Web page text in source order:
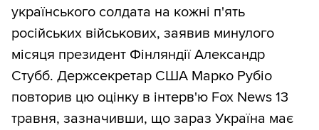
українського солдата на кожні п'ять
російських військових, заявив минулого
місяця президент Фінляндії Александр
Стубб. Держсекретар США Марко Рубіо
повторив цю оцінку в інтерв'ю Fox News 13
травня, зазначивши, що зараз Україна має